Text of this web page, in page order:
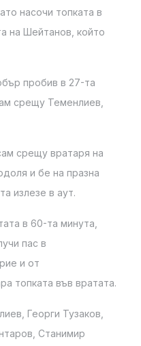
насочи топката в
на Шейтанов, който
пробив в 27-та
срещу Теменлиев,
срещу вратаря на
и бе на празна
излезе в аут.
в 60-та минута,
пас в
и от
топката във вратата.
Георги Тузаков,
Станимир